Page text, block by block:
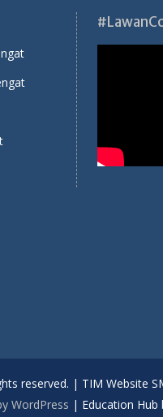
reserved. | TIM Website
WordPress | Education Hub